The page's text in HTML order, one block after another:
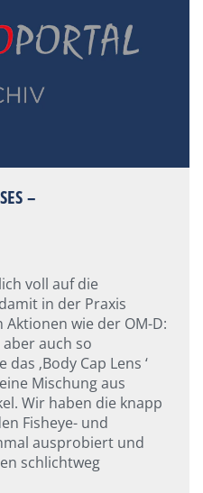
–
voll auf die
in der Praxis
wie der OM-D:
auch so
‚Body Cap Lens ‘
Mischung aus
Wir haben die knapp
Fisheye- und
ausprobiert und
schlichtweg